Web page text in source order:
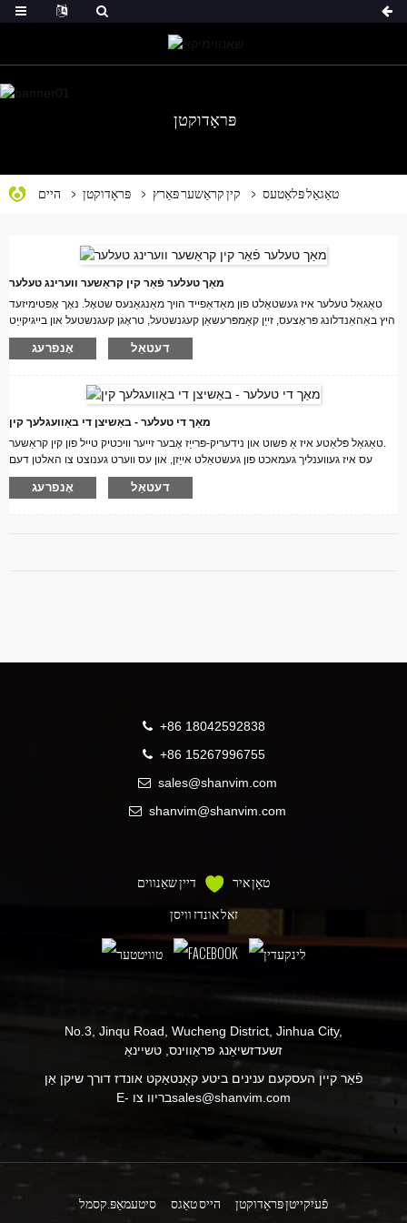
פּראָדוקטן
היים פּראָדוקטן קין קראַשער פּאַרץ טאַגאַל פּלאַטעס
מאַך טעלער פֿאַר קין קראַשער ווערינג טעלער
טאַגאַל טעלער איז געשטאַלט פון מאַדאַפייד הויך מאַנגאַנעס שטאָל. נאָך אָפּטימיזעד
היץ באַהאַנדלונג פּראָצעס, זייַן קאַמפּרעשאַן קעגנשטעל, טראָגן קעגנשטעל און בייגיקייַט
זענען ימפּרוווד אין וועריינג דיגריז, און זייַן דינסט לעבן איז געוואקסן מיט 3-5 מאל, אַזוי צו
אָנפרעג דעטאַל
מאַך די טעלער - באַשיצן די באַוועגלעך קין
טאַגאַל פּלאַטע איז אַ פּשוט און נידעריק-פּרייַז אָבער זייער וויכטיק טייל פון קין קראַשער.
עס איז געווענליך געמאכט פון געשטאַלט אייַזן, און עס ווערט גענוצט צו האלטן דעם
אונטערשטן טייל פונעם קין אין פאזיציע, עס דינט אויך אלס זיכערהייט מעקאַניזאַם פארן
גאנצן קין.
אָנפרעג דעטאַל
+86 18042592838
+86 15267996755
sales@shanvim.com
shanvim@shanvim.com
טאָן איר
דיין שאַנווים
זאל אונדז וויסן
No.3, Jinqu Road, Wucheng District, Jinhua City,
זשעדזשיאַנג פּראַווינס, טשיינאַ
פֿאַר קיין העסקעם ענינים ביטע קאָנטאַקט אונדז דורך שיקן אַן
E- בריוו צוsales@shanvim.com
פֿעיִקייטן פּראָדוקטן הייס טאַגס סיטעמאַפּ.קסמל